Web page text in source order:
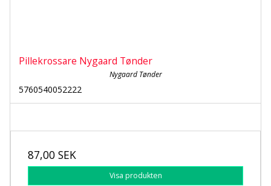
Pillekrossare Nygaard Tønder
Nygaard Tønder
5760540052222
87,00 SEK
Visa produkten